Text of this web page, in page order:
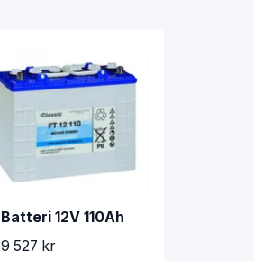
Batteri 12V 110Ah
9 527 kr